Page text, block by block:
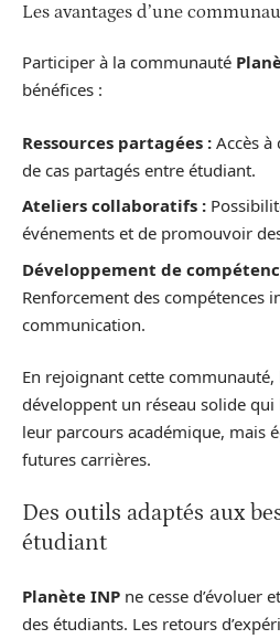
Les avantages d’une
Participer à la communauté
bénéfices :
Ressources partagées : Accès
de cas partagés entre étudiant.
Ateliers collaboratifs :
événements et de promouvoir
Développement de
Renforcement des compétences
communication.
En rejoignant cette communauté,
développent un réseau solide
leur parcours académique, mais
futures carrières.
Des outils adaptés aux
étudiant
Planète INP ne cesse d’évoluer
des étudiants. Les retours